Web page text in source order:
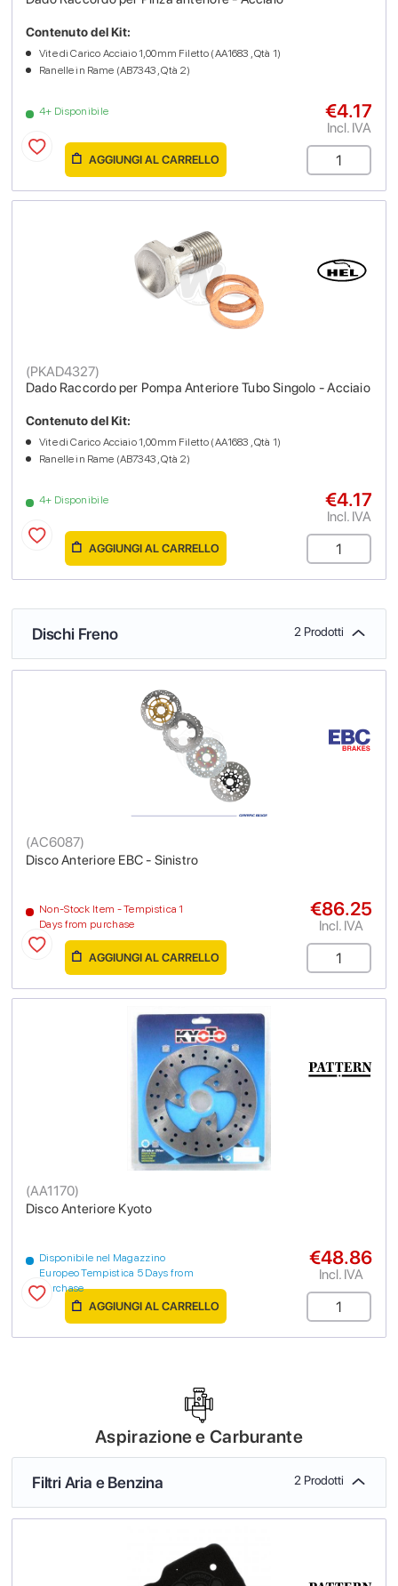
4+ Disponibile
Contenuto del Kit:
Vite di Carico Acciaio 1,00mm Filetto (AA1683 , Qtà 1)
Ranelle in Rame (AB7343 , Qtà 2)
€4.17
Incl. IVA
AGGIUNGI AL CARRELLO
Dado Raccordo per Pompa Anteriore Tubo Singolo - Acciaio
(PKAD4327)
4+ Disponibile
Contenuto del Kit:
Vite di Carico Acciaio 1,00mm Filetto (AA1683 , Qtà 1)
Ranelle in Rame (AB7343 , Qtà 2)
€4.17
Incl. IVA
AGGIUNGI AL CARRELLO
Dischi Freno 2 Prodotti
Disco Anteriore EBC - Sinistro
(AC6087)
Non-Stock Item - Tempistica 1
Days from purchase
€86.25
Incl. IVA
AGGIUNGI AL CARRELLO
Disco Anteriore Kyoto
(AA1170)
Disponibile nel Magazzino
Europeo Tempistica 5 Days from
purchase
€48.86
Incl. IVA
AGGIUNGI AL CARRELLO
Aspirazione e Carburante
Filtri Aria e Benzina 2 Prodotti